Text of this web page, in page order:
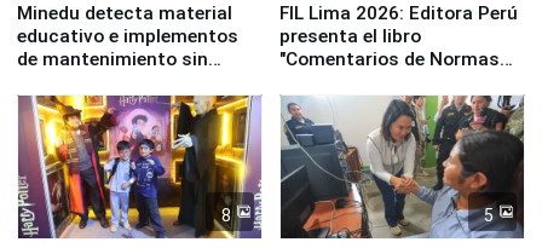
Minedu detecta material
educativo e implementos
de mantenimiento sin
la UGEL 2
FIL Lima 2026: Editora Perú
presenta el libro
"Comentarios de Normas
Derecho Colectivo"
8 5